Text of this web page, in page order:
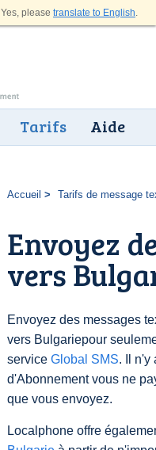
Yes, please translate to English.
Tarifs Aide
Accueil Tarifs de message
Envoyez
vers
Envoyez des messages
vers Bulgariepour
service Global SMS. Il n'y
d'Abonnement vous ne
que vous envoyez.
Localphone offre